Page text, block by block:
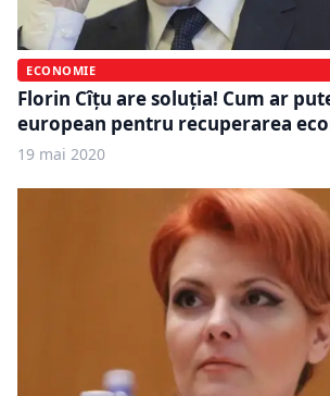
ECONOMIE
Florin Cîțu are soluția! Cum ar
european pentru recuperarea
19 mai 2020